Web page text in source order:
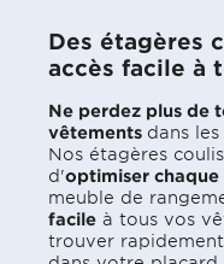
Des étagères
accès facile à
Ne perdez plus de
vêtements dans
Nos étagères
d'optimiser
meuble de
facile à tous vos
trouver